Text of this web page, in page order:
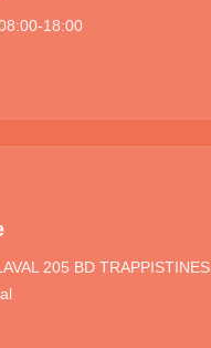
18:00
205 BD TRAPPISTINES